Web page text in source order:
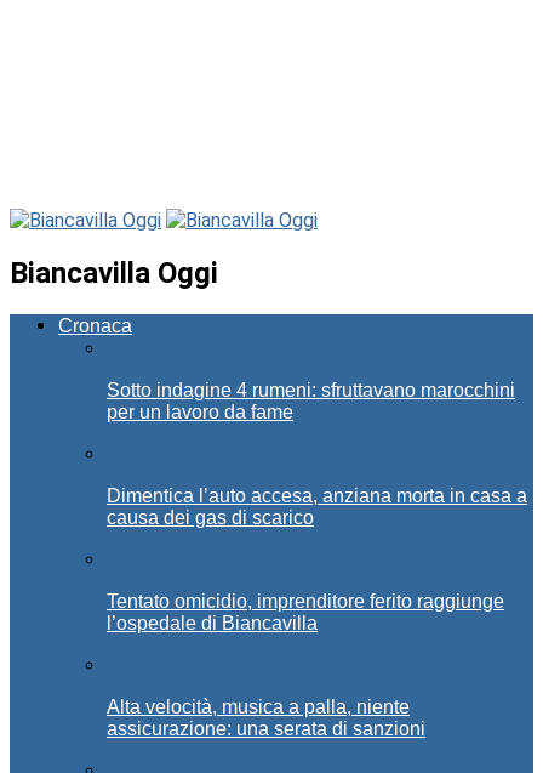
Biancavilla Oggi
Cronaca
Sotto indagine 4 rumeni: sfruttavano marocchini
per un lavoro da fame
Dimentica l’auto accesa, anziana morta in casa a
causa dei gas di scarico
Tentato omicidio, imprenditore ferito raggiunge
l’ospedale di Biancavilla
Alta velocità, musica a palla, niente
assicurazione: una serata di sanzioni